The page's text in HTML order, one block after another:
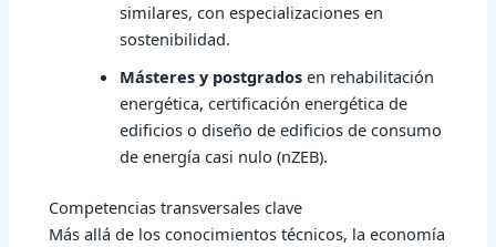
similares, con especializaciones en
sostenibilidad.
Másteres y postgrados en rehabilitación
energética, certificación energética de
edificios o diseño de edificios de consumo
de energía casi nulo (nZEB).
Competencias transversales clave
Más allá de los conocimientos técnicos, laeconomía